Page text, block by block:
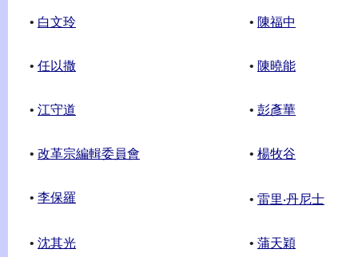
• 白文玲 • 陳福中
• 任以撒 • 陳曉能
• 江守道 • 彭彥華
• 改革宗編輯委員會 • 楊牧谷
• 李保羅 • 雷里‧丹尼士
• 沈其光 • 蒲天穎